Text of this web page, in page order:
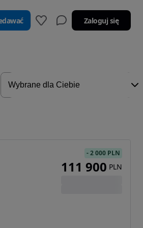
Zaloguj się
-2 000 PLN
111 900 PLN